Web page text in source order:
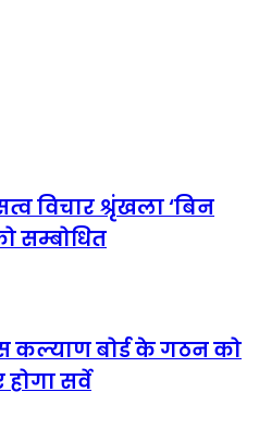
विचार श्रृंखला ‘बिन
सम्बोधित
कल्याण बोर्ड के गठन को
सर्वे